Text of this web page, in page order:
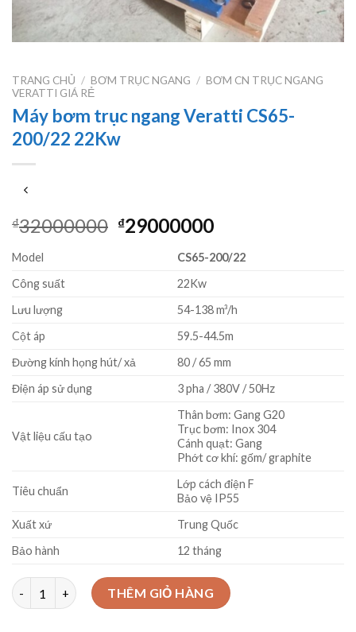
TRANG CHỦ / BƠM TRỤC NGANG / BƠM CN TRỤC NGANG
VERATTI GIÁ RẺ
Máy bơm trục ngang Veratti CS65-
200/22 22Kw
₫32000000 Giá
₫32000000.
₫29000000Giá
tại
₫29000000.
Model
CS65-200/22
Công suất
22Kw
Lưu lượng
54-138 m³/h
Cột áp
59.5-44.5m
Đường kính họng hút/ xả
80 / 65 mm
Điện áp sử dụng
3 pha / 380V / 50Hz
Vật liệu cấu tạo
Thân bơm: Gang G20
Trục bơm: Inox 304
Cánh quạt: Gang
Phớt cơ khí: gốm/ graphite
Tiêu chuẩn
Lớp cách điện F
Bảo vệ IP55
Xuất xứ
Trung Quốc
Bảo hành
12 tháng
Máy bơm trục ngang Veratti CS65-200/22 22Kw số lượng
THÊM GIỎ HÀNG